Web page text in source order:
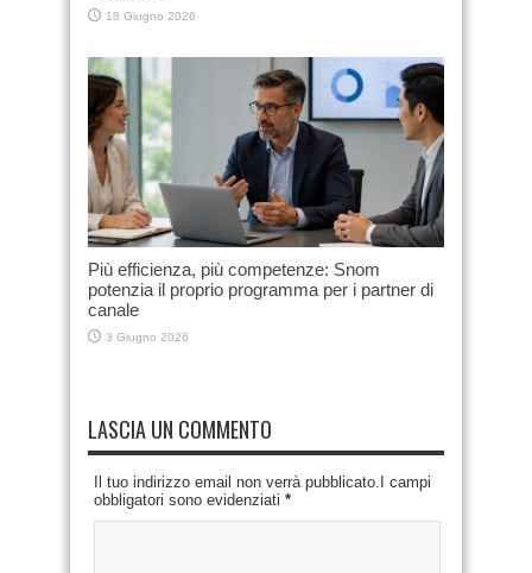
18 Giugno 2026
Più efficienza, più competenze: Snom
potenzia il proprio programma per i partner di
canale
3 Giugno 2026
LASCIA UN COMMENTO
Il tuo indirizzo email non verrà pubblicato.I campi
obbligatori sono evidenziati *